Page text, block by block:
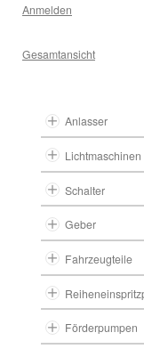
Anmelden
Gesamtansicht
Anlasser
Lichtmaschinen
Schalter
Geber
Fahrzeugteile
Förderpumpen